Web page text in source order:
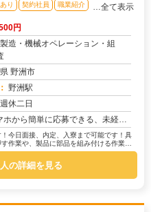
り 契約社員 職業紹介 …全て表示
円
造・機械オペレーション・組
野洲市
野洲駅
週休二日
に応募できる、未経験OKの求人です！初めての仕事で不安ですか？大丈夫！→先輩スタッフが丁寧に指導しま...
今日面接、内定、入寮まで可能です！具
作業や、製品に部品を組み付ける作業な
の詳細を見る